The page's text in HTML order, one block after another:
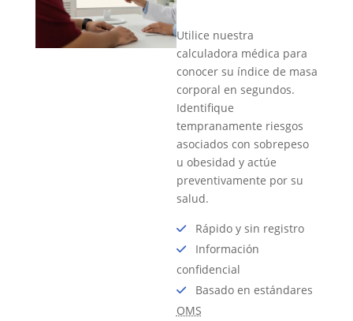
Utilice nuestra
calculadora médica para
conocer su índice de masa
corporal en segundos.
Identifique
tempranamente riesgos
asociados con sobrepeso
u obesidad y actúe
preventivamente por su
salud.
Rápido y sin registro
Información
confidencial
Basado en estándares
OMS